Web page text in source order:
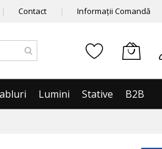
Contact Informații Comandă
Lumini Stative B2B